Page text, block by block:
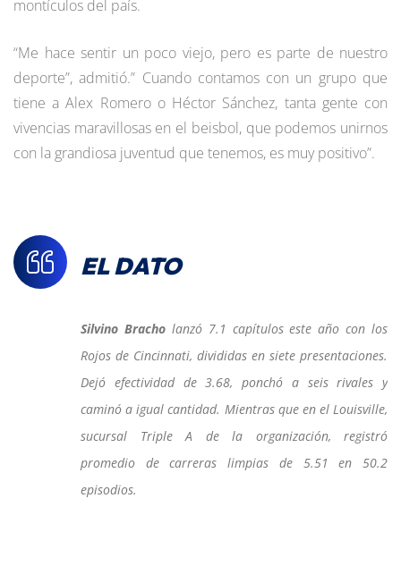
montículos del país.
“Me hace sentir un poco viejo, pero es parte de nuestro
deporte”, admitió.” Cuando contamos con un grupo que
tiene a Alex Romero o Héctor Sánchez, tanta gente con
vivencias maravillosas en el beisbol, que podemos unirnos
con la grandiosa juventud que tenemos, es muy positivo”.
EL DATO
Silvino Bracholanzó 7.1 capítulos este año con los
Rojos de Cincinnati, divididas en siete presentaciones.
Dejó efectividad de 3.68, ponchó a seis rivales y
caminó a igual cantidad. Mientras que en el Louisville,
sucursal Triple A de la organización, registró
promedio de carreras limpias de 5.51 en 50.2
episodios.